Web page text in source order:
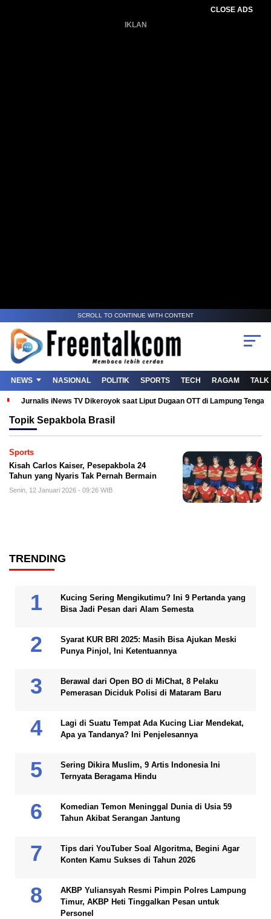
CLOSE ADS
IKLAN
SCROLL TO CONTINUE WITH CONTENT
NEWS NASIONAL POLITIK SPORTS TECH RAGAM TALK
Jurnalis iNews TV Dikeroyok saat Liput Dugaan OTT di Lampung
Topik Sepakbola Brasil
Sports
Kisah Carlos Kaiser, Pesepakbola 24
Tahun yang Nyaris Tak Pernah Bermain
Senin, 12 Januari 2026 - 09:26 WIB
TRENDING
Kucing Sering Mengikutimu? Ini 9 Pertanda yang
Bisa Jadi Pesan dari Alam Semesta
Syarat KUR BRI 2025: Masih Bisa Ajukan Meski
Punya Pinjol, Ini Ketentuannya
Berawal dari Open BO di MiChat, 8 Pelaku
Pemerasan Diciduk Polisi di Mataram Baru
Lagi di Suatu Tempat Ada Kucing Liar Mendekat,
Apa ya Tandanya? Ini Penjelesannya
Sering Dikira Muslim, 9 Artis Indonesia Ini
Ternyata Beragama Hindu
Komedian Temon Meninggal Dunia di Usia 59
Tahun Akibat Serangan Jantung
Tips dari YouTuber Soal Algoritma, Begini Agar
Konten Kamu Sukses di Tahun 2026
AKBP Yuliansyah Resmi Pimpin Polres Lampung
Timur, AKBP Heti Tinggalkan Pesan untuk
Personel